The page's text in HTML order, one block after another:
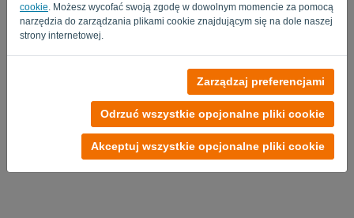
cookie . Możesz wycofać swoją zgodę w dowolnym momencie za pomocą
narzędzia do zarządzania plikami cookie znajdującym się na dole naszej
strony internetowej.
Zarządzaj preferencjami
Odrzuć wszystkie opcjonalne pliki cookie
Akceptuj wszystkie opcjonalne pliki cookie
Wypróbuj teraz za darmo
Polityka Prywatności-Regulamin